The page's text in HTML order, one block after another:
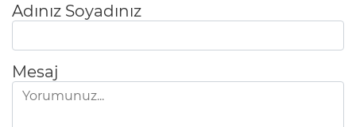
Adınız Soyadınız
Mesaj